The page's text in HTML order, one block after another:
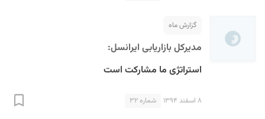
گزارش ماه
مدیرکل بازاریابی ایرانسل:
استراتژی ما مشارکت است
۸ اسفند ۱۳۹۴ شماره ۳۲